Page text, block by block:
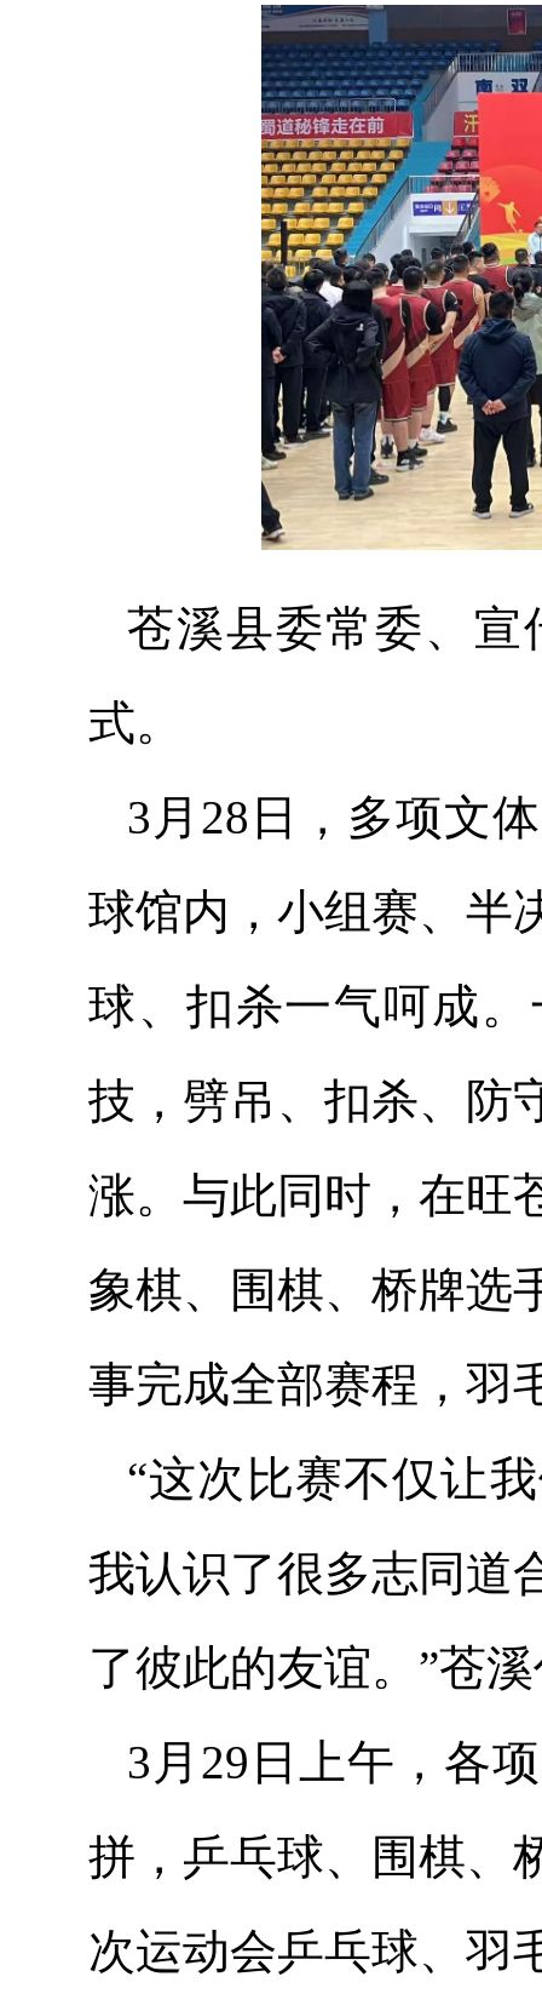
苍溪县委常委、宣
式。
3月28日，多项文
球馆内，小组赛、半
球、扣杀一气呵成
技，劈吊、扣杀、防
涨。与此同时，在旺
象棋、围棋、桥牌选
事完成全部赛程，羽
“这次比赛不仅让
我认识了很多志同道
了彼此的友谊。”苍
3月29日上午，各
拼，乒乓球、围棋、
次运动会乒乓球、羽